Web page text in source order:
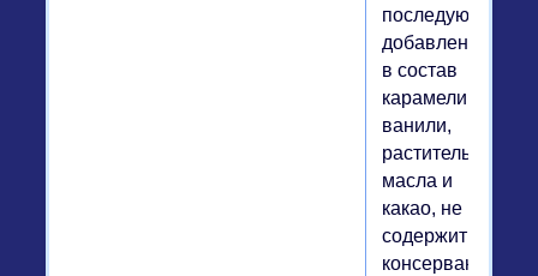
последующим
добавлением
в состав
карамели,
ванили,
растительного
масла и
какао, не
содержит
консервантов.